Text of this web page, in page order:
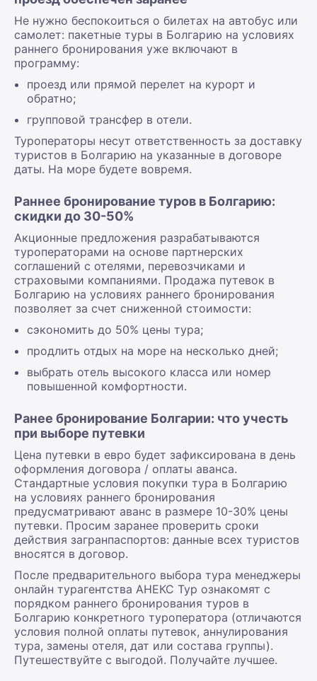
Не нужно беспокоиться о билетах на автобус или
самолет: пакетные туры в Болгарию на условиях
раннего бронирования уже включают в
программу:
проезд или прямой перелет на курорт и
обратно;
групповой трансфер в отели.
Туроператоры несут ответственность за доставку
туристов в Болгарию на указанные в договоре
даты. На море будете вовремя.
Раннее бронирование туров в Болгарию:
скидки до 30-50%
Акционные предложения разрабатываются
туроператорами на основе партнерских
соглашений с отелями, перевозчиками и
страховыми компаниями. Продажа путевок в
Болгарию на условиях раннего бронирования
позволяет за счет сниженной стоимости:
сэкономить до 50% цены тура;
продлить отдых на море на несколько дней;
выбрать отель высокого класса или номер
повышенной комфортности.
Ранее бронирование Болгарии: что учесть
при выборе путевки
Цена путевки в евро будет зафиксирована в день
оформления договора / оплаты аванса.
Стандартные условия покупки тура в Болгарию
на условиях раннего бронирования
предусматривают аванс в размере 10-30% цены
путевки. Просим заранее проверить сроки
действия загранпаспортов: данные всех туристов
вносятся в договор.
После предварительного выбора тура менеджеры
онлайн турагентства АНЕКС Тур ознакомят с
порядком раннего бронирования туров в
Болгарию конкретного туроператора (отличаются
условия полной оплаты путевок, аннулирования
тура, замены отеля, дат или состава группы).
Путешествуйте с выгодой. Получайте лучшее.